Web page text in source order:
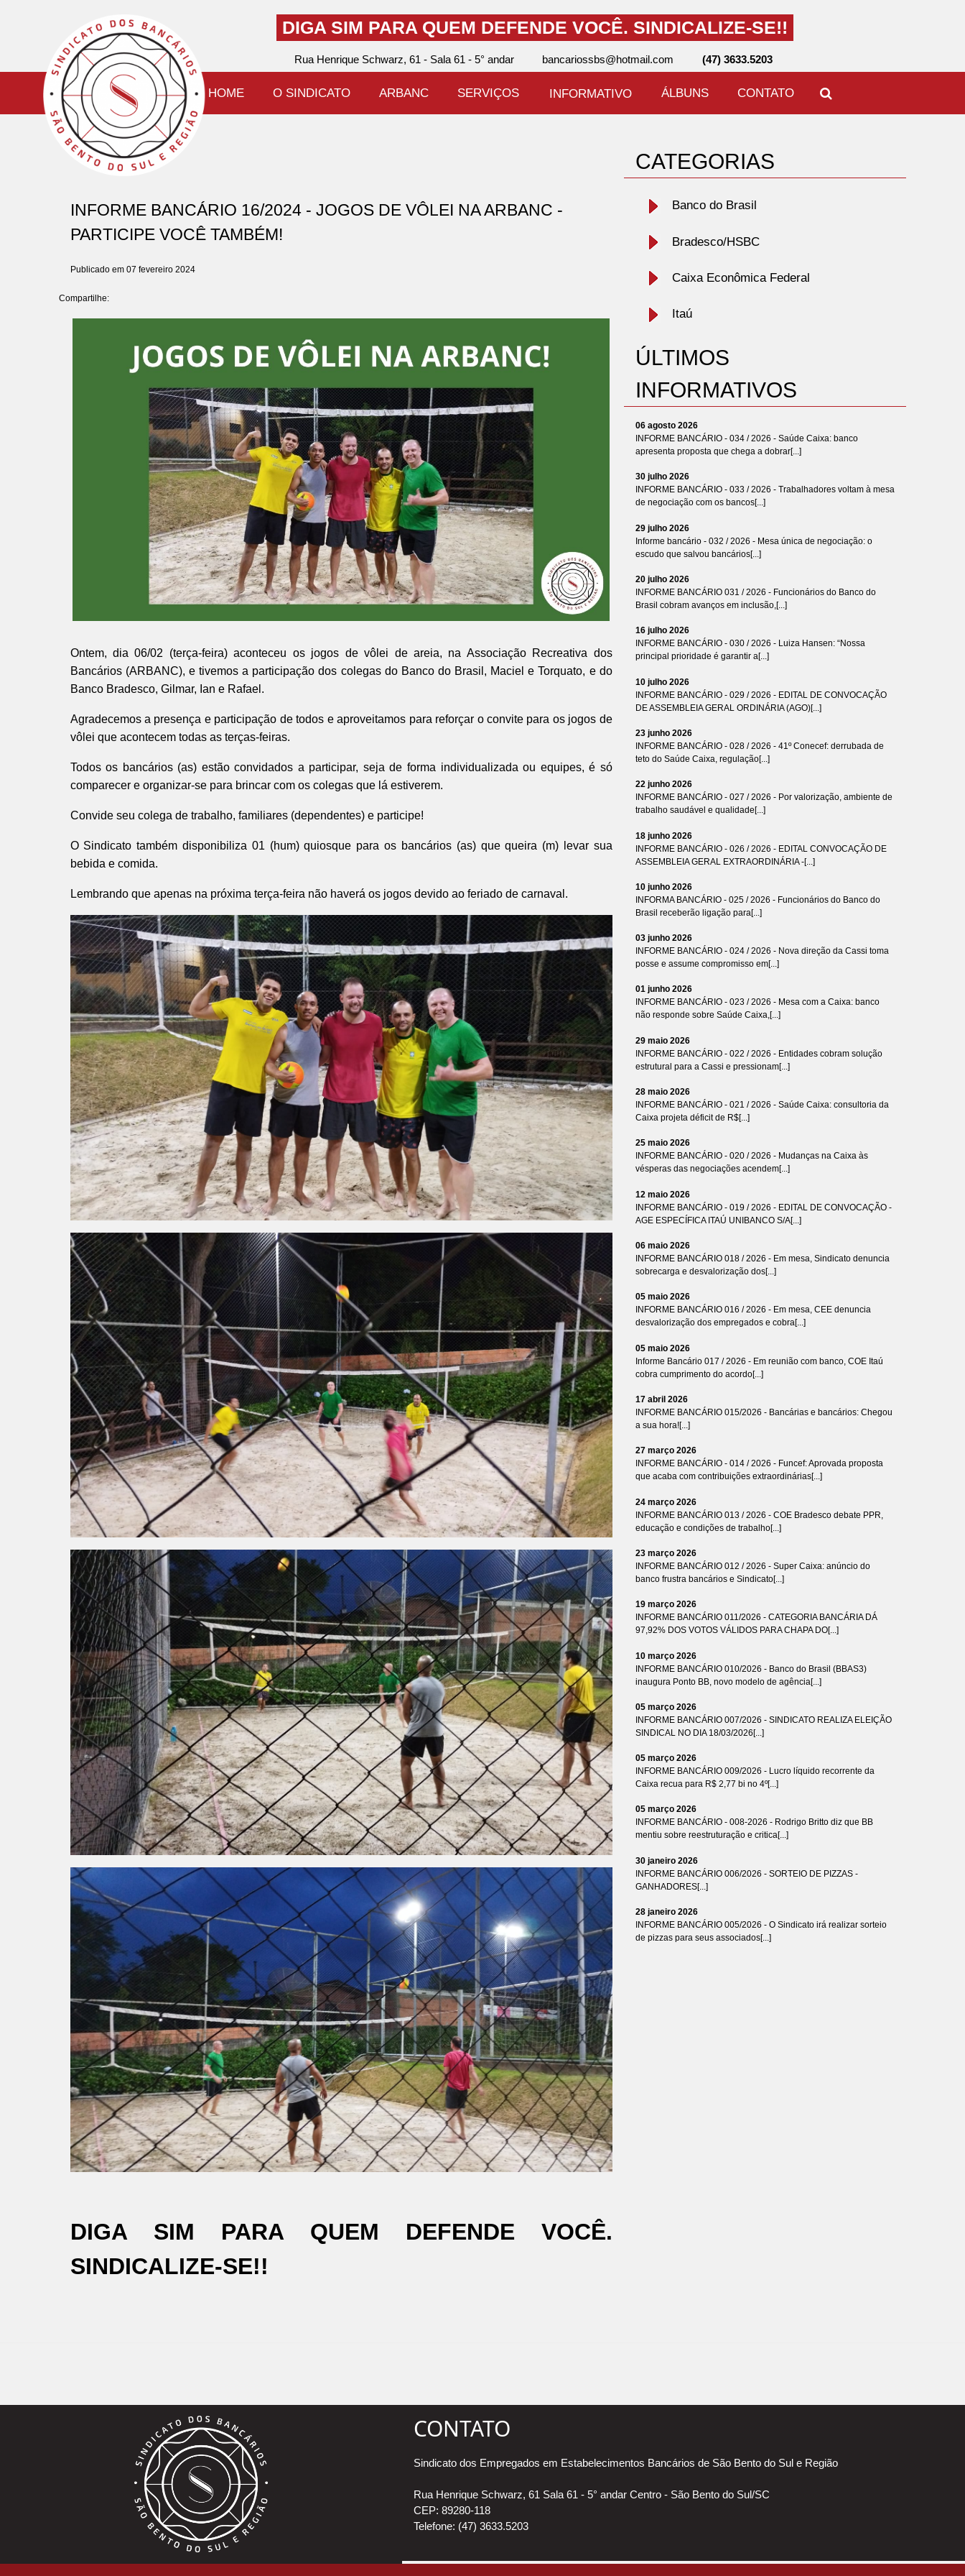
DIGA SIM PARA QUEM DEFENDE VOCÊ. SINDICALIZE-SE!!
Rua Henrique Schwarz, 61 - Sala 61 - 5° andar bancariossbs@hotmail.com (47) 3633.5203
HOME O SINDICATO ARBANC SERVIÇOS INFORMATIVO ÁLBUNS CONTATO
INFORME BANCÁRIO 16/2024 - JOGOS DE VÔLEI NA ARBANC -
PARTICIPE VOCÊ TAMBÉM!
Publicado em 07 fevereiro 2024
Compartilhe:
Ontem, dia 06/02 (terça-feira) aconteceu os jogos de vôlei de areia, na Associação Recreativa dos
Bancários (ARBANC), e tivemos a participação dos colegas do Banco do Brasil, Maciel e Torquato, e do
Banco Bradesco, Gilmar, Ian e Rafael.
Agradecemos a presença e participação de todos e aproveitamos para reforçar o convite para os jogos de
vôlei que acontecem todas as terças-feiras.
Todos os bancários (as) estão convidados a participar, seja de forma individualizada ou equipes, é só
comparecer e organizar-se para brincar com os colegas que lá estiverem.
Convide seu colega de trabalho, familiares (dependentes) e participe!
O Sindicato também disponibiliza 01 (hum) quiosque para os bancários (as) que queira (m) levar sua
bebida e comida.
Lembrando que apenas na próxima terça-feira não haverá os jogos devido ao feriado de carnaval.
DIGA SIM PARA QUEM DEFENDE VOCÊ.
SINDICALIZE-SE!!
CATEGORIAS
Banco do Brasil
Bradesco/HSBC
Caixa Econômica Federal
Itaú
ÚLTIMOS
INFORMATIVOS
06 agosto 2026
INFORME BANCÁRIO - 034 / 2026 - Saúde Caixa: banco
apresenta proposta que chega a dobrar[...]
30 julho 2026
INFORME BANCÁRIO - 033 / 2026 - Trabalhadores voltam à mesa
de negociação com os bancos[...]
29 julho 2026
Informe bancário - 032 / 2026 - Mesa única de negociação: o
escudo que salvou bancários[...]
20 julho 2026
INFORME BANCÁRIO 031 / 2026 - Funcionários do Banco do
Brasil cobram avanços em inclusão,[...]
16 julho 2026
INFORME BANCÁRIO - 030 / 2026 - Luiza Hansen: “Nossa
principal prioridade é garantir a[...]
10 julho 2026
INFORME BANCÁRIO - 029 / 2026 - EDITAL DE CONVOCAÇÃO
DE ASSEMBLEIA GERAL ORDINÁRIA (AGO)[...]
23 junho 2026
INFORME BANCÁRIO - 028 / 2026 - 41º Conecef: derrubada de
teto do Saúde Caixa, regulação[...]
22 junho 2026
INFORME BANCÁRIO - 027 / 2026 - Por valorização, ambiente de
trabalho saudável e qualidade[...]
18 junho 2026
INFORME BANCÁRIO - 026 / 2026 - EDITAL CONVOCAÇÃO DE
ASSEMBLEIA GERAL EXTRAORDINÁRIA -[...]
10 junho 2026
INFORMA BANCÁRIO - 025 / 2026 - Funcionários do Banco do
Brasil receberão ligação para[...]
03 junho 2026
INFORME BANCÁRIO - 024 / 2026 - Nova direção da Cassi toma
posse e assume compromisso em[...]
01 junho 2026
INFORME BANCÁRIO - 023 / 2026 - Mesa com a Caixa: banco
não responde sobre Saúde Caixa,[...]
29 maio 2026
INFORME BANCÁRIO - 022 / 2026 - Entidades cobram solução
estrutural para a Cassi e pressionam[...]
28 maio 2026
INFORME BANCÁRIO - 021 / 2026 - Saúde Caixa: consultoria da
Caixa projeta déficit de R$[...]
25 maio 2026
INFORME BANCÁRIO - 020 / 2026 - Mudanças na Caixa às
vésperas das negociações acendem[...]
12 maio 2026
INFORME BANCÁRIO - 019 / 2026 - EDITAL DE CONVOCAÇÃO -
AGE ESPECÍFICA ITAÚ UNIBANCO S/A[...]
06 maio 2026
INFORME BANCÁRIO 018 / 2026 - Em mesa, Sindicato denuncia
sobrecarga e desvalorização dos[...]
05 maio 2026
INFORME BANCÁRIO 016 / 2026 - Em mesa, CEE denuncia
desvalorização dos empregados e cobra[...]
05 maio 2026
Informe Bancário 017 / 2026 - Em reunião com banco, COE Itaú
cobra cumprimento do acordo[...]
17 abril 2026
INFORME BANCÁRIO 015/2026 - Bancárias e bancários: Chegou
a sua hora![...]
27 março 2026
INFORME BANCÁRIO - 014 / 2026 - Funcef: Aprovada proposta
que acaba com contribuições extraordinárias[...]
24 março 2026
INFORME BANCÁRIO 013 / 2026 - COE Bradesco debate PPR,
educação e condições de trabalho[...]
23 março 2026
INFORME BANCÁRIO 012 / 2026 - Super Caixa: anúncio do
banco frustra bancários e Sindicato[...]
19 março 2026
INFORME BANCÁRIO 011/2026 - CATEGORIA BANCÁRIA DÁ
97,92% DOS VOTOS VÁLIDOS PARA CHAPA DO[...]
10 março 2026
INFORME BANCÁRIO 010/2026 - Banco do Brasil (BBAS3)
inaugura Ponto BB, novo modelo de agência[...]
05 março 2026
INFORME BANCÁRIO 007/2026 - SINDICATO REALIZA ELEIÇÃO
SINDICAL NO DIA 18/03/2026[...]
05 março 2026
INFORME BANCÁRIO 009/2026 - Lucro líquido recorrente da
Caixa recua para R$ 2,77 bi no 4º[...]
05 março 2026
INFORME BANCÁRIO - 008-2026 - Rodrigo Britto diz que BB
mentiu sobre reestruturação e critica[...]
30 janeiro 2026
INFORME BANCÁRIO 006/2026 - SORTEIO DE PIZZAS -
GANHADORES[...]
28 janeiro 2026
INFORME BANCÁRIO 005/2026 - O Sindicato irá realizar sorteio
de pizzas para seus associados[...]
CONTATO
Sindicato dos Empregados em Estabelecimentos Bancários de São Bento do Sul e Região
Rua Henrique Schwarz, 61 Sala 61 - 5° andar Centro - São Bento do Sul/SC
CEP: 89280-118
Telefone: (47) 3633.5203